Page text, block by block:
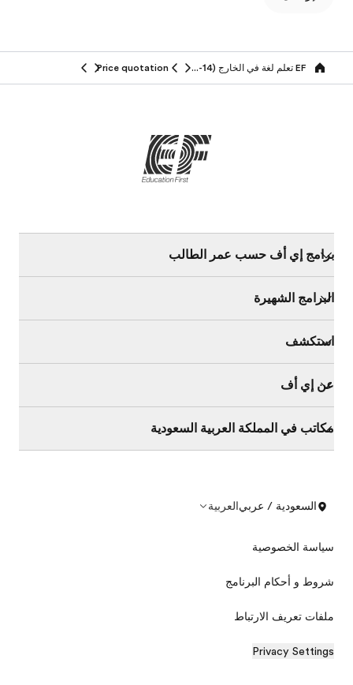
Home EF تعلم لغة في الخارج (14-25 سنة) Price quotation
برامج إي أف حسب عمر الطالب
البرامج الشهيرة
استكشف
عن إي أف
مكاتب في المملكة العربية السعودية
السعودية / عربيالعربية
سياسة الخصوصية
شروط و أحكام البرنامج
ملفات تعريف الارتباط
Privacy Settings